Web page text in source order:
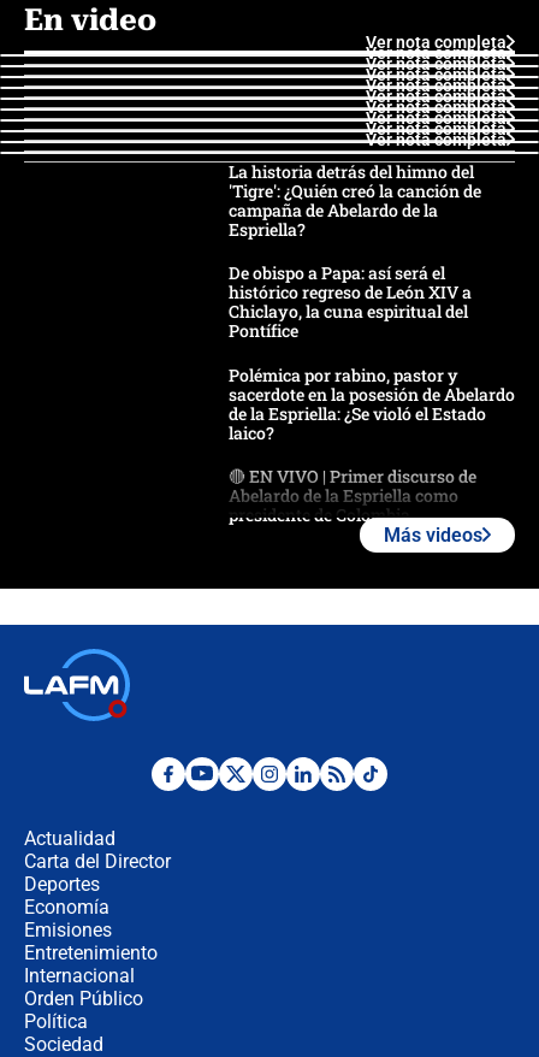
En video
Ver nota completa
Ver nota completa
Ver nota completa
Ver nota completa
Ver nota completa
Ver nota completa
Ver nota completa
Ver nota completa
Ver nota completa
Ver nota completa
La historia detrás del himno del
'Tigre': ¿Quién creó la canción de
campaña de Abelardo de la
Espriella?
De obispo a Papa: así será el
histórico regreso de León XIV a
Chiclayo, la cuna espiritual del
Pontífice
Polémica por rabino, pastor y
sacerdote en la posesión de Abelardo
de la Espriella: ¿Se violó el Estado
laico?
🔴 EN VIVO | Primer discurso de
Abelardo de la Espriella como
presidente de Colombia
Desde dermatitis hasta infecciones:
Más videos
Actualidad
Carta del Director
Deportes
Economía
Emisiones
Entretenimiento
Internacional
Orden Público
Política
Sociedad